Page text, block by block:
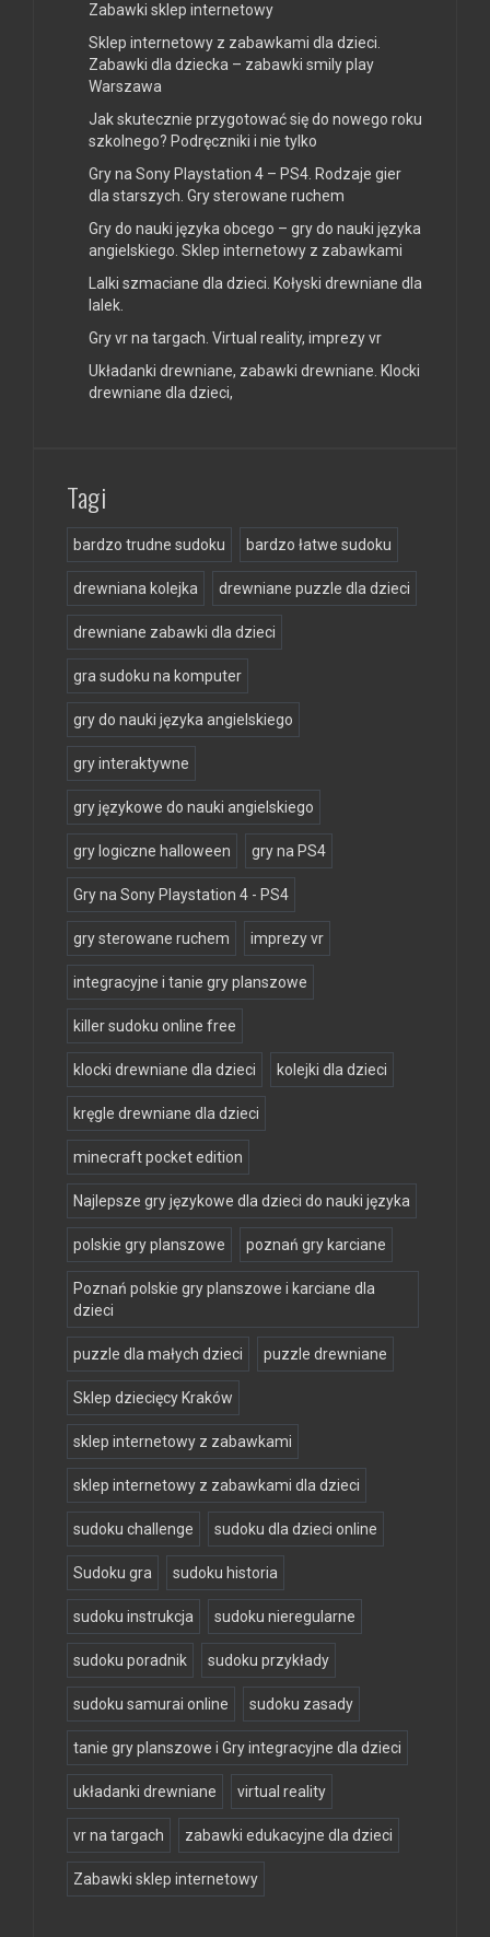
Zabawki sklep internetowy
Sklep internetowy z zabawkami dla dzieci.
Zabawki dla dziecka – zabawki smily play
Warszawa
Jak skutecznie przygotować się do nowego roku
szkolnego? Podręczniki i nie tylko
Gry na Sony Playstation 4 – PS4. Rodzaje gier
dla starszych. Gry sterowane ruchem
Gry do nauki języka obcego – gry do nauki języka
angielskiego. Sklep internetowy z zabawkami
Lalki szmaciane dla dzieci. Kołyski drewniane dla
lalek.
Gry vr na targach. Virtual reality, imprezy vr
Układanki drewniane, zabawki drewniane. Klocki
drewniane dla dzieci,
Tagi
bardzo trudne sudoku bardzo łatwe sudoku
drewniana kolejka drewniane puzzle dla dzieci
drewniane zabawki dla dzieci
gra sudoku na komputer
gry do nauki języka angielskiego
gry interaktywne
gry językowe do nauki angielskiego
gry logiczne halloween gry na PS4
Gry na Sony Playstation 4 - PS4
gry sterowane ruchem imprezy vr
integracyjne i tanie gry planszowe
killer sudoku online free
klocki drewniane dla dzieci kolejki dla dzieci
kręgle drewniane dla dzieci
minecraft pocket edition
Najlepsze gry językowe dla dzieci do nauki języka
polskie gry planszowe poznań gry karciane
Poznań polskie gry planszowe i karciane dla
dzieci
puzzle dla małych dzieci puzzle drewniane
Sklep dziecięcy Kraków
sklep internetowy z zabawkami
sklep internetowy z zabawkami dla dzieci
sudoku challenge sudoku dla dzieci online
Sudoku gra sudoku historia
sudoku instrukcja sudoku nieregularne
sudoku poradnik sudoku przykłady
sudoku samurai online sudoku zasady
tanie gry planszowe i Gry integracyjne dla dzieci
układanki drewniane virtual reality
vr na targach zabawki edukacyjne dla dzieci
Zabawki sklep internetowy